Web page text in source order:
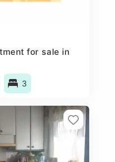
for sale in
3